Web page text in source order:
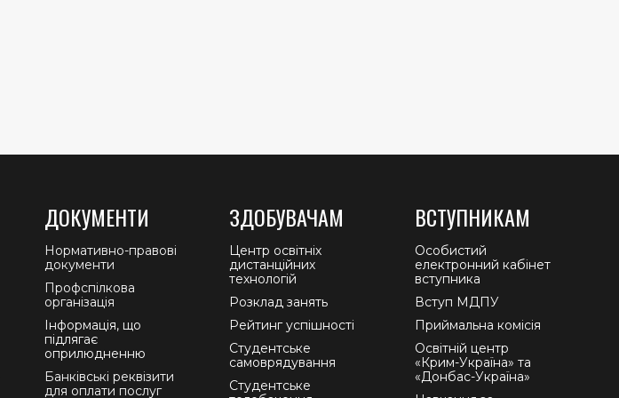
ДОКУМЕНТИ
Нормативно-правові
документи
Профспілкова
організація
Інформація, що
підлягає
оприлюдненню
Банківські реквізити
для оплати послуг
ЗДОБУВАЧАМ
Центр освітніх
дистанційних
технологій
Розклад занять
Рейтинг успішності
Студентське
самоврядування
Студентське
ВСТУПНИКАМ
Особистий
електронний кабінет
вступника
Вступ МДПУ
Приймальна комісія
Освітній центр
«Крим-Україна» та
«Донбас-Україна»